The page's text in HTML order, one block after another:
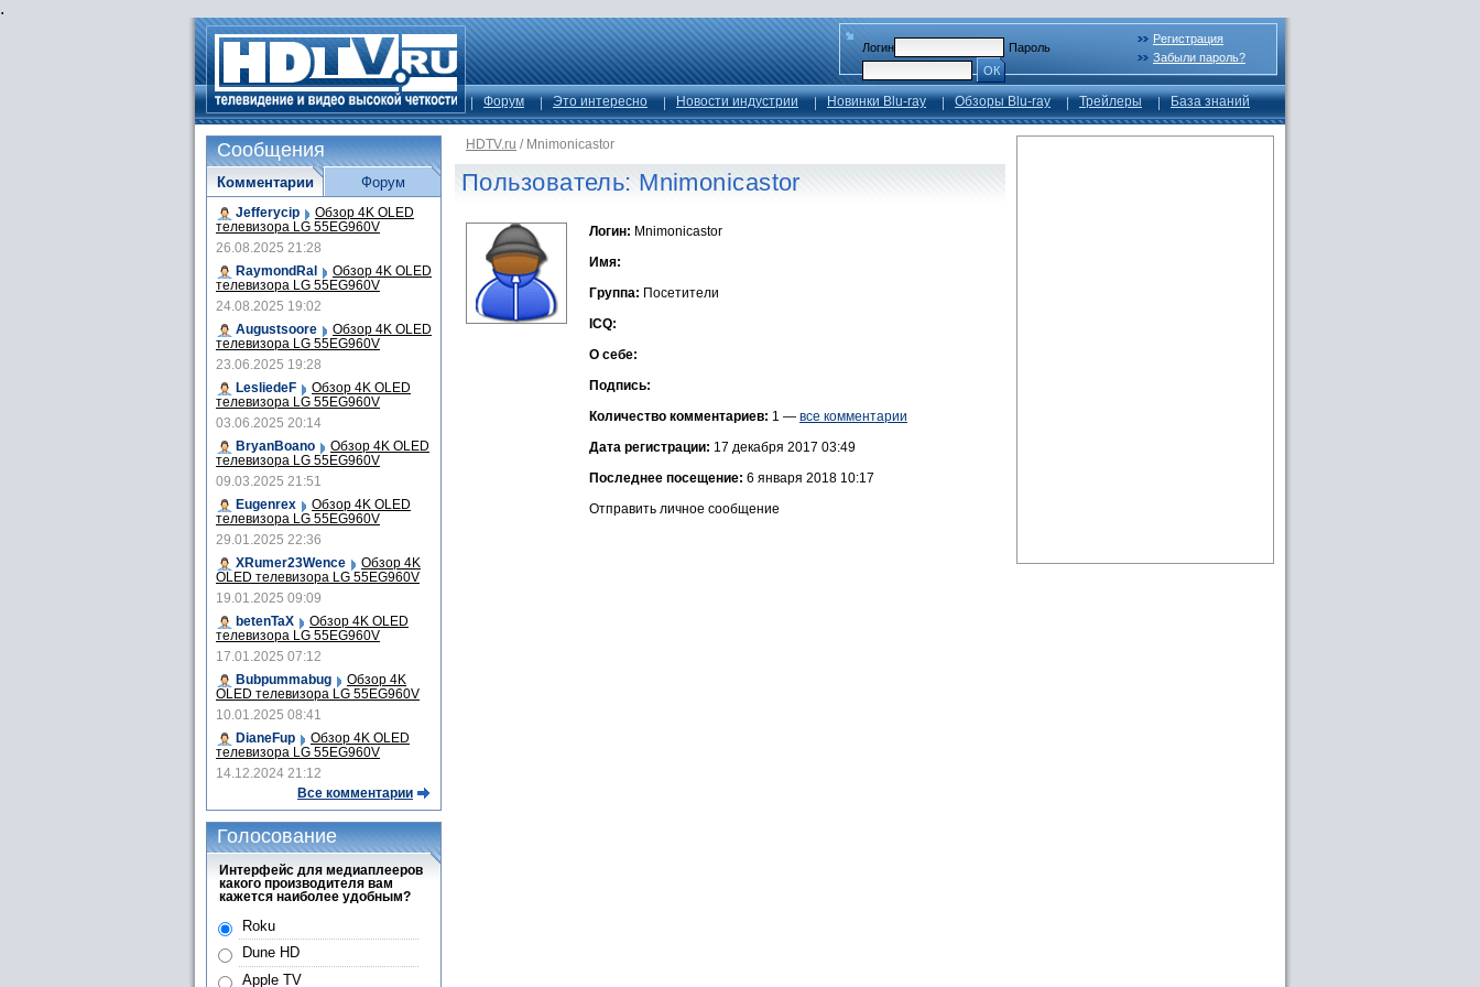
.
Логин
Пароль
ОК
Регистрация
Забыли пароль?
Форум Это интересно Новости индустрии Новинки Blu-ray Обзоры Blu-ray Трейлеры База знаний
HDTV.ru / Mnimonicastor
Пользователь: Mnimonicastor
Логин: Mnimonicastor
Имя:
Группа: Посетители
ICQ:
О себе:
Подпись:
Количество комментариев: 1 — все комментарии
Дата регистрации: 17 декабря 2017 03:49
Последнее посещение: 6 января 2018 10:17
Отправить личное сообщение
Сообщения
Комментарии
Jefferycip Обзор 4K OLED
телевизора LG 55EG960V
26.08.2025 21:28
RaymondRal
Обзор 4K OLED
телевизора LG 55EG960V
24.08.2025 19:02
Augustsoore
Обзор 4K OLED
телевизора LG 55EG960V
23.06.2025 19:28
LesliedeF
Обзор 4K OLED
телевизора LG 55EG960V
03.06.2025 20:14
BryanBoano
Обзор 4K OLED
телевизора LG 55EG960V
09.03.2025 21:51
Eugenrex
Обзор 4K OLED
телевизора LG 55EG960V
29.01.2025 22:36
XRumer23Wence
Обзор 4K
OLED телевизора LG 55EG960V
19.01.2025 09:09
betenTaX
Обзор 4K OLED
телевизора LG 55EG960V
17.01.2025 07:12
Bubpummabug
Обзор 4K
OLED телевизора LG 55EG960V
10.01.2025 08:41
DianeFup
Обзор 4K OLED
телевизора LG 55EG960V
14.12.2024 21:12
Все комментарии
Форум
Голосование
Интерфейс для медиаплееров
какого производителя вам
кажется наиболее удобным?
Roku
Dune HD
Apple TV